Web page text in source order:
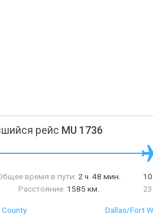
рейс MU 1736
время в пути: 2 ч. 48 мин.
Расстояние: 1585 км.
Dallas/Fort